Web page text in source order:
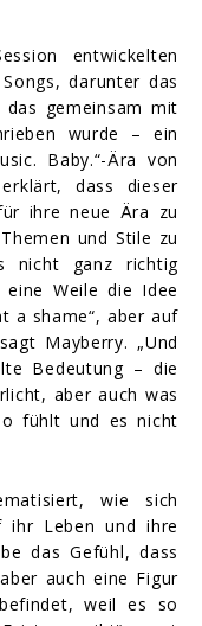
entwickelten
darunter das
das gemeinsam mit
wurde – ein
Baby.“-Ära von
dass dieser
ihre neue Ära zu
und Stile zu
nicht ganz richtig
Weile die Idee
a shame“, aber auf
Mayberry. „Und
Bedeutung – die
aber auch was
fühlt und es nicht
wie sich
ihr Leben und ihre
das Gefühl, dass
auch eine Figur
weil es so